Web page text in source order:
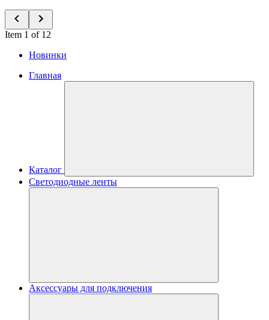
Item 1 of 12
Новинки
Главная
Каталог
Светодиодные ленты
Аксессуары для подключения